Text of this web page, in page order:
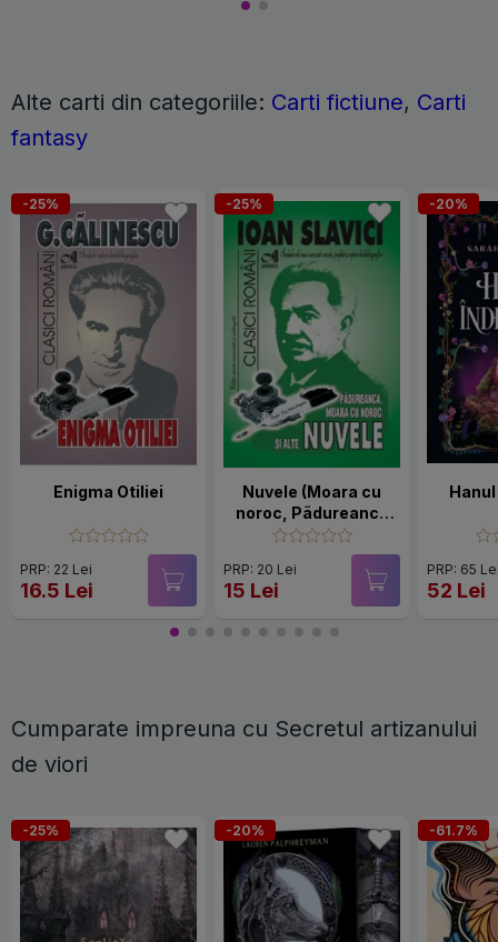
Alte carti din categoriile: Carti fictiune, Carti
fantasy
-25%
Enigma Otiliei
PRP: 22 Lei
16.5 Lei
-25%
Nuvele (Moara cu
noroc, Pãdureanca
s.a.)
PRP: 20 Lei
15 Lei
-20%
PRP: 65
52 Lei
Cumparate impreuna cu Secretul artizanului
de viori
-25% -20% -61.7%